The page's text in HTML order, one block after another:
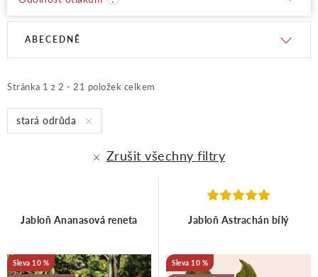
ý
p
p
Stránka 1 z 2 - 21 položek celkem
a
z
n
í
ABECEDNĚ
stará odrůda
Zrušit všechny filtry
Jabloň Ananasová reneta
10 %
Jabloň Astrachán bílý
10 %